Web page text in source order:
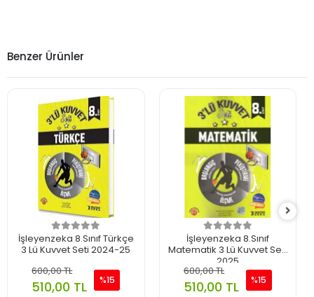
Benzer Ürünler
İşleyenzeka 8.Sınıf Türkçe
3 Lü Kuvvet Seti 2024-25
600,00 TL
510,00 TL %15
İşleyenzeka 8.Sınıf
Matematik 3 Lü Kuvvet Seti
2025
600,00 TL
510,00 TL %15